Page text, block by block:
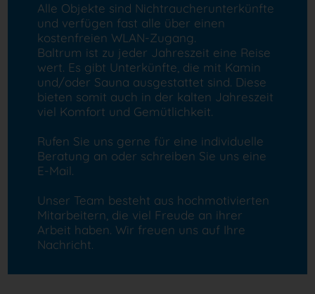
Alle Objekte sind Nichtraucherunterkünfte
und verfügen fast alle über einen
kostenfreien WLAN-Zugang.
Baltrum ist zu jeder Jahreszeit eine Reise
wert. Es gibt Unterkünfte, die mit Kamin
und/oder Sauna ausgestattet sind. Diese
bieten somit auch in der kalten Jahreszeit
viel Komfort und Gemütlichkeit.
Rufen Sie uns gerne für eine individuelle
Beratung an oder schreiben Sie uns eine
E-Mail.
Unser Team besteht aus hochmotivierten
Mitarbeitern, die viel Freude an ihrer
Arbeit haben. Wir freuen uns auf Ihre
Nachricht.